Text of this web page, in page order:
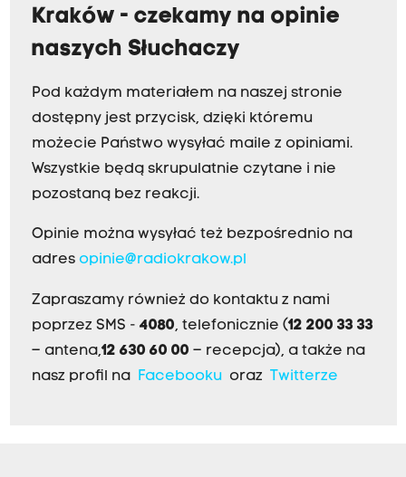
Kraków - czekamy na opinie
naszych Słuchaczy
Pod każdym materiałem na naszej stronie
dostępny jest przycisk, dzięki któremu
możecie Państwo wysyłać maile z opiniami.
Wszystkie będą skrupulatnie czytane i nie
pozostaną bez reakcji.
Opinie można wysyłać też bezpośrednio na
adres opinie@radiokrakow.pl
Zapraszamy również do kontaktu z nami
poprzez SMS - 4080, telefonicznie (12 200 33 33
– antena,12 630 60 00 – recepcja), a także na
nasz profil na
Facebookuoraz Twitterze